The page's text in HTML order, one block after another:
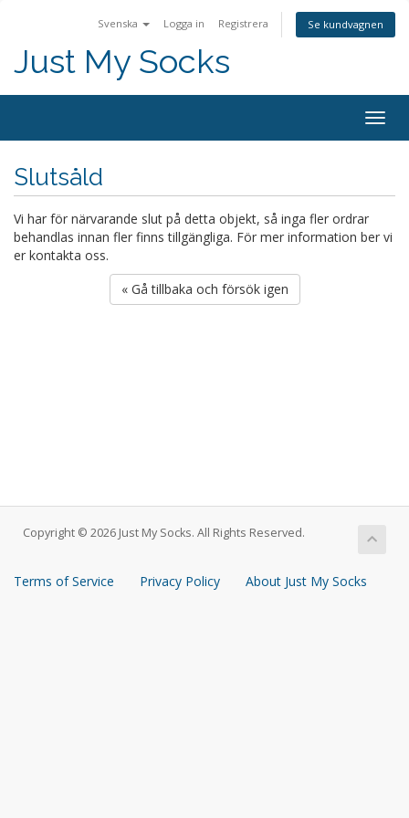
Svenska Logga in Registrera Se kundvagnen
Just My Socks
Slutsåld
Vi har för närvarande slut på detta objekt, så inga fler ordrar
behandlas innan fler finns tillgängliga. För mer information ber vi
er kontakta oss.
« Gå tillbaka och försök igen
Copyright © 2026 Just My Socks. All Rights Reserved.
Terms of Service Privacy Policy About Just My Socks